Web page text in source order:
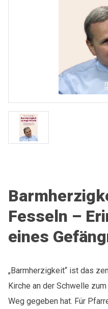
Fesseln –
eines
„Barmherzigkeit“ ist das
Kirche an der Schwelle
Weg gegeben hat. Für